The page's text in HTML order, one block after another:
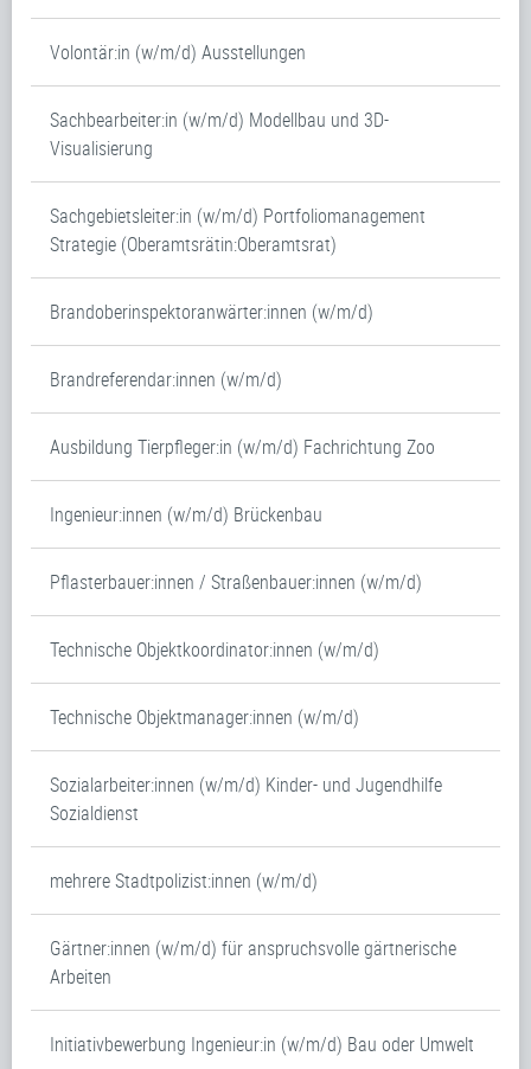
Volontär:in (w/m/d) Ausstellungen
Sachbearbeiter:in (w/m/d) Modellbau und 3D-
Visualisierung
Sachgebietsleiter:in (w/m/d) Portfoliomanagement
Strategie (Oberamtsrätin:Oberamtsrat)
Brandoberinspektoranwärter:innen (w/m/d)
Brandreferendar:innen (w/m/d)
Ausbildung Tierpfleger:in (w/m/d) Fachrichtung Zoo
Ingenieur:innen (w/m/d) Brückenbau
Pflasterbauer:innen / Straßenbauer:innen (w/m/d)
Technische Objektkoordinator:innen (w/m/d)
Technische Objektmanager:innen (w/m/d)
Sozialarbeiter:innen (w/m/d) Kinder- und Jugendhilfe
Sozialdienst
mehrere Stadtpolizist:innen (w/m/d)
Gärtner:innen (w/m/d) für anspruchsvolle gärtnerische
Arbeiten
Initiativbewerbung Ingenieur:in (w/m/d) Bau oder Umwelt